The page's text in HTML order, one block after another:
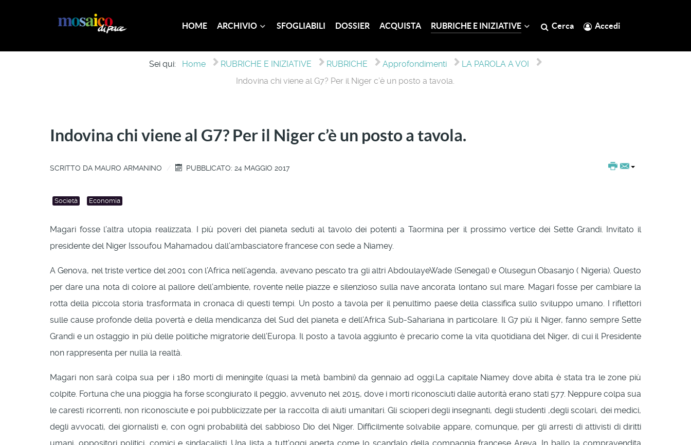
HOME ARCHIVIO SFOGLIABILI DOSSIER ACQUISTA RUBRICHE E INIZIATIVE Cerca Accedi
Sei qui: Home RUBRICHE E INIZIATIVE RUBRICHE Approfondimenti
LA PAROLA A VOI
Indovina chi viene al G7? Per il Niger c’è un posto a tavola.
Indovina chi viene al G7? Per il Niger c’è un posto a tavola.
SCRITTO DA MAURO ARMANINO PUBBLICATO: 24 MAGGIO 2017
Società Economia
Magari fosse l’altra utopia realizzata. I più poveri del pianeta seduti al tavolo dei potenti a Taormina per il prossimo vertice dei Sette Grandi. Invitato il
presidente del Niger Issoufou Mahamadou dall’ambasciatore francese con sede a Niamey.
A Genova, nel triste vertice del 2001 con l’Africa nell’agenda, avevano pescato tra gli altri AbdoulayeWade (Senegal) e Olusegun Obasanjo ( Nigeria). Questo
per dare una nota di colore al pallore dell’ambiente, rovente nelle piazze e silenzioso sulla nave ancorata lontano sul mare. Magari fosse per cambiare la
rotta della piccola storia trasformata in cronaca di questi tempi. Un posto a tavola per il penultimo paese della classifica sullo sviluppo umano. I riflettori
sulle cause profonde della povertà e della mendicanza del Sud del pianeta e dell’Africa Sub-Sahariana in particolare. Il G7 più il Niger, fanno sempre Sette
Grandi e un ostaggio in più delle politiche migratorie dell’Europa. Il posto a tavola aggiunto è precario come la vita quotidiana del Niger, di cui il Presidente
non rappresenta per nulla la realtà.
Magari non sarà colpa sua per i 180 morti di meningite (quasi la metà bambini) da gennaio ad oggi.La capitale Niamey dove abita è stata tra le zone più
colpite. Fortuna che una pioggia ha forse scongiurato il peggio, avvenuto nel 2015, dove i morti riconosciuti dalle autorità erano stati 577. Neppure colpa sua
le caresti ricorrenti, non riconosciute e poi pubblicizzate per la raccolta di aiuti umanitari. Gli scioperi degli insegnanti, degli studenti ,degli scolari, dei medici,
degli avvocati, dei giornalisti e, con ogni probabilità del sabbioso Dio del Niger. Difficilmente solvabile appare, comunque, per gli arresti di attivisti di diritti
umani, oppositori politici, comici e sindacalisti. Una lista a tutt’oggi aperta come lo scandalo della compagnia francese Areva. In ballo la compravendita